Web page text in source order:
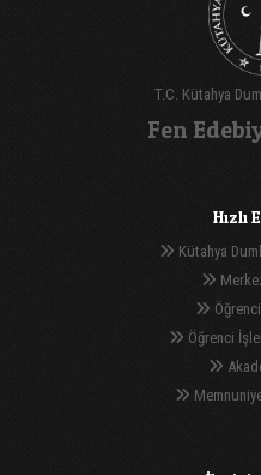
T.C. Kütahya
Fen
Hızlı
Kütahya
Öğrenci